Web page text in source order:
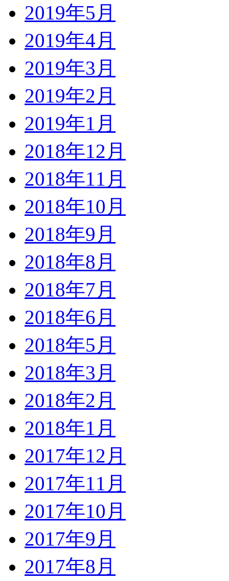
2019年5月
2019年4月
2019年3月
2019年2月
2019年1月
2018年12月
2018年11月
2018年10月
2018年9月
2018年8月
2018年7月
2018年6月
2018年5月
2018年3月
2018年2月
2018年1月
2017年12月
2017年11月
2017年10月
2017年9月
2017年8月